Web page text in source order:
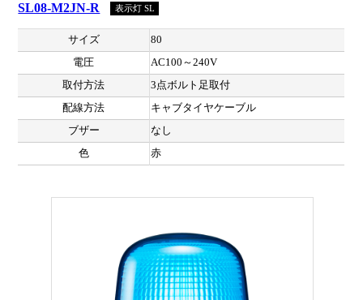
SL08-M2JN-R 表示灯 SL
サイズ
80
電圧
AC100～240V
取付方法
3点ボルト足取付
配線方法
キャブタイヤケーブル
ブザー
なし
色
赤